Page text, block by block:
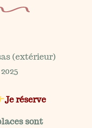
(extérieur)
Je réserve
sont